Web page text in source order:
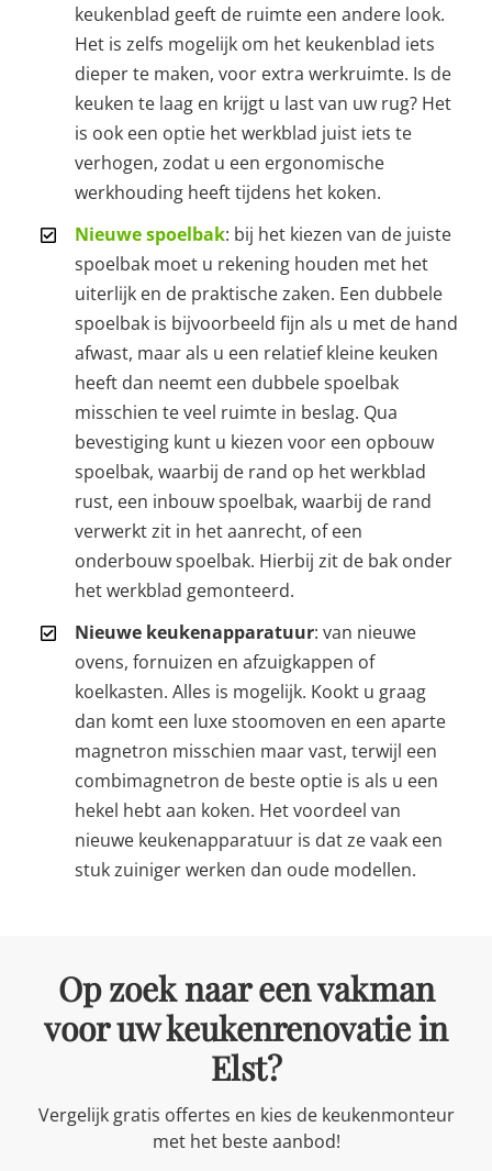
keukenblad geeft de ruimte een andere look.
Het is zelfs mogelijk om het keukenblad iets
dieper te maken, voor extra werkruimte. Is de
keuken te laag en krijgt u last van uw rug? Het
is ook een optie het werkblad juist iets te
verhogen, zodat u een ergonomische
werkhouding heeft tijdens het koken.
Nieuwe spoelbak: bij het kiezen van de juiste
spoelbak moet u rekening houden met het
uiterlijk en de praktische zaken. Een dubbele
spoelbak is bijvoorbeeld fijn als u met de hand
afwast, maar als u een relatief kleine keuken
heeft dan neemt een dubbele spoelbak
misschien te veel ruimte in beslag. Qua
bevestiging kunt u kiezen voor een opbouw
spoelbak, waarbij de rand op het werkblad
rust, een inbouw spoelbak, waarbij de rand
verwerkt zit in het aanrecht, of een
onderbouw spoelbak. Hierbij zit de bak onder
het werkblad gemonteerd.
Nieuwe keukenapparatuur: van nieuwe
ovens, fornuizen en afzuigkappen of
koelkasten. Alles is mogelijk. Kookt u graag
dan komt een luxe stoomoven en een aparte
magnetron misschien maar vast, terwijl een
combimagnetron de beste optie is als u een
hekel hebt aan koken. Het voordeel van
nieuwe keukenapparatuur is dat ze vaak een
stuk zuiniger werken dan oude modellen.
Op zoek naar een vakman
voor uw keukenrenovatie in
Elst?
Vergelijk gratis offertes en kies de keukenmonteur
met het beste aanbod!